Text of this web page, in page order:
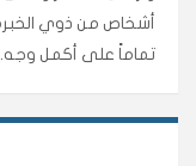
أشخاص من ذوي
تماماً على أكمل وجه.